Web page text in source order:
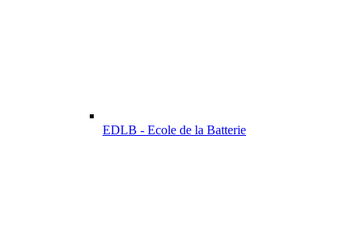
EDLB - Ecole de la Batterie